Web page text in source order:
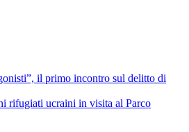
il primo incontro sul delitto di
rifugiati ucraini in visita al Parco